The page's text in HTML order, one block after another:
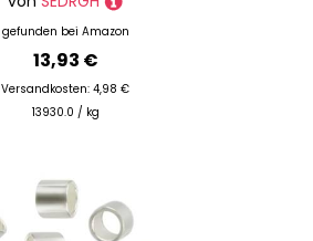
gefunden bei Amazon
13,93 €
Versandkosten: 4,98 €
13930.0 / kg